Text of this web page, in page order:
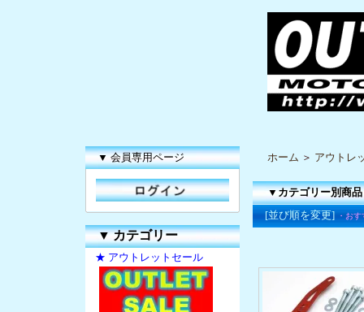
▼ 会員専用ページ
▼カテゴリー
★ アウトレットセール
ホーム ＞ アウトレ
▼カテゴリー別商品
[並び順を変更]
・お